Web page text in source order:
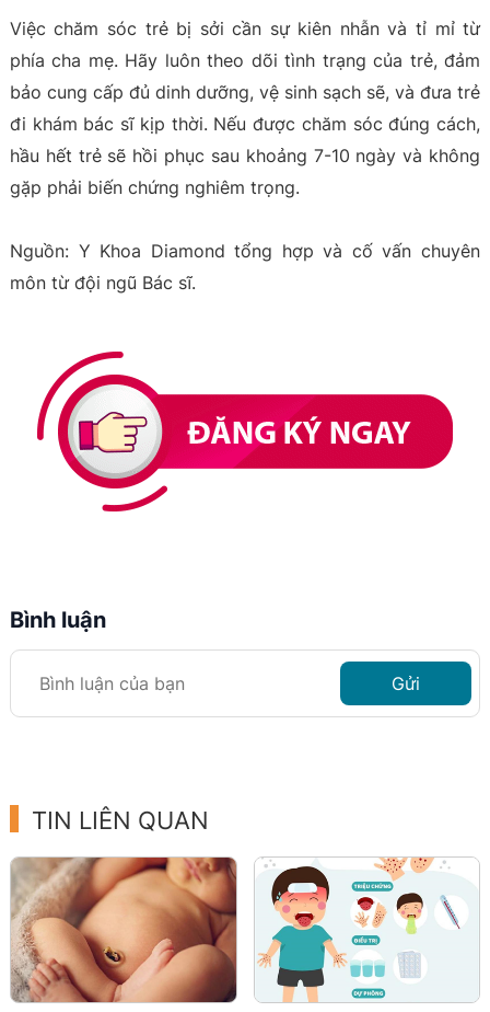
Việc chăm sóc trẻ bị sởi cần sự kiên nhẫn và tỉ mỉ từ
phía cha mẹ. Hãy luôn theo dõi tình trạng của trẻ, đảm
bảo cung cấp đủ dinh dưỡng, vệ sinh sạch sẽ, và đưa trẻ
đi khám bác sĩ kịp thời. Nếu được chăm sóc đúng cách,
hầu hết trẻ sẽ hồi phục sau khoảng 7-10 ngày và không
gặp phải biến chứng nghiêm trọng.
Nguồn: Y Khoa Diamond tổng hợp và cố vấn chuyên
môn từ đội ngũ Bác sĩ.
Bình luận
Gửi
TIN LIÊN QUAN